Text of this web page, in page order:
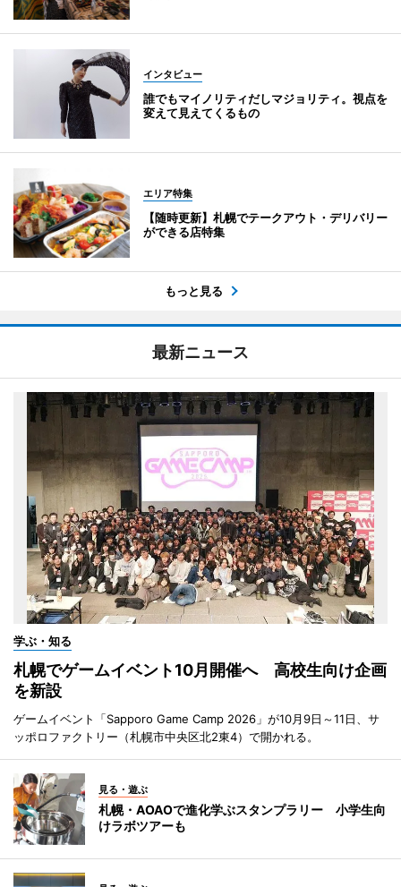
インタビュー
誰でもマイノリティだしマジョリティ。視点を
変えて見えてくるもの
エリア特集
【随時更新】札幌でテークアウト・デリバリー
ができる店特集
もっと見る
最新ニュース
学ぶ・知る
札幌でゲームイベント10月開催へ 高校生向け企画
を新設
ゲームイベント「Sapporo Game Camp 2026」が10月9日～11日、サ
ッポロファクトリー（札幌市中央区北2東4）で開かれる。
見る・遊ぶ
札幌・AOAOで進化学ぶスタンプラリー 小学生向
けラボツアーも